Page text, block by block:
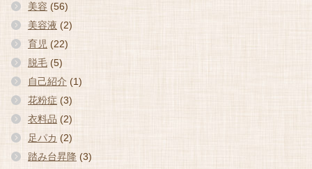
美容 (56)
美容液 (2)
育児 (22)
脱毛 (5)
自己紹介 (1)
花粉症 (3)
衣料品 (2)
足パカ (2)
踏み台昇降 (3)